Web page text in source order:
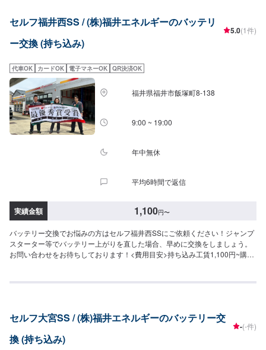
セルフ福井西SS / (株)福井エネルギーのバッテリ
ー交換 (持ち込み)
5.0(1件)
代車OK カードOK 電子マネーOK QR決済OK
福井県福井市飯塚町8-138
9:00 ~ 19:00
年中無休
平均6時間で返信
実績金額 1,100円〜
バッテリー交換でお悩みの方はセルフ福井西SSにご依頼ください！ジャンプ
スターター等でバッテリー上がりを直した場合、早めに交換をしましょう。
お問い合わせをお待ちしております！<費用目安>持ち込み工賃1,100円~購入
セルフ大宮SS / (株)福井エネルギーのバッテリー交
換 (持ち込み)
-(-件)